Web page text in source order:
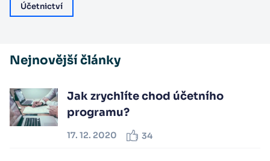
Účetnictví
Nejnovější články
Jak zrychlíte chod účetního
programu?
17. 12. 2020 34